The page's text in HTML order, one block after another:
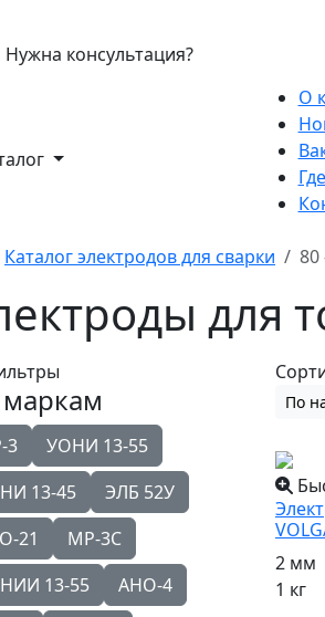
Нужна консультация?
О
Каталог электродов для сварки 80
для
3
УОНИ 13-55
13-45
ЭЛБ 52У
21
МР-3С
13-55
АНО-4
По
2 мм
1 кг